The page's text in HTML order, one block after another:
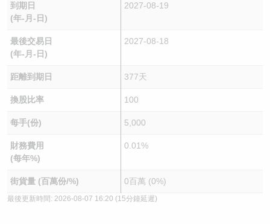
到期日
(年-月-日)
2027-08-19
最後交易日
(年-月-日)
2027-08-18
距離到期日 377天
換股比率 100
每手(份) 5,000
財務費用
(每年%)
0.01%
街貨量 (百萬份/%) 0百萬 (0%)
最後更新時間: 2026-08-07 16:20 (15分鐘延遲)